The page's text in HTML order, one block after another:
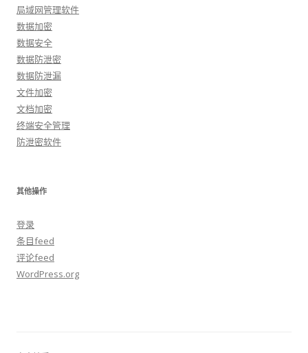
局域网管理软件
数据加密
数据安全
数据防泄密
数据防泄漏
文件加密
文档加密
终端安全管理
防泄密软件
其他操作
登录
条目feed
评论feed
WordPress.org